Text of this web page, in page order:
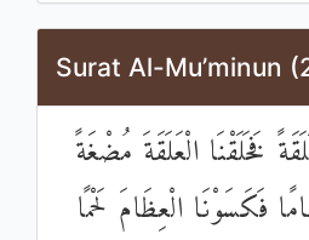
Surat Al-Mu’minun
فَخَلَقْنَا الْعَلَقَةَ مُضْغَةً
فَكَسَوْنَا الْعِظَامَ لَحْمًا